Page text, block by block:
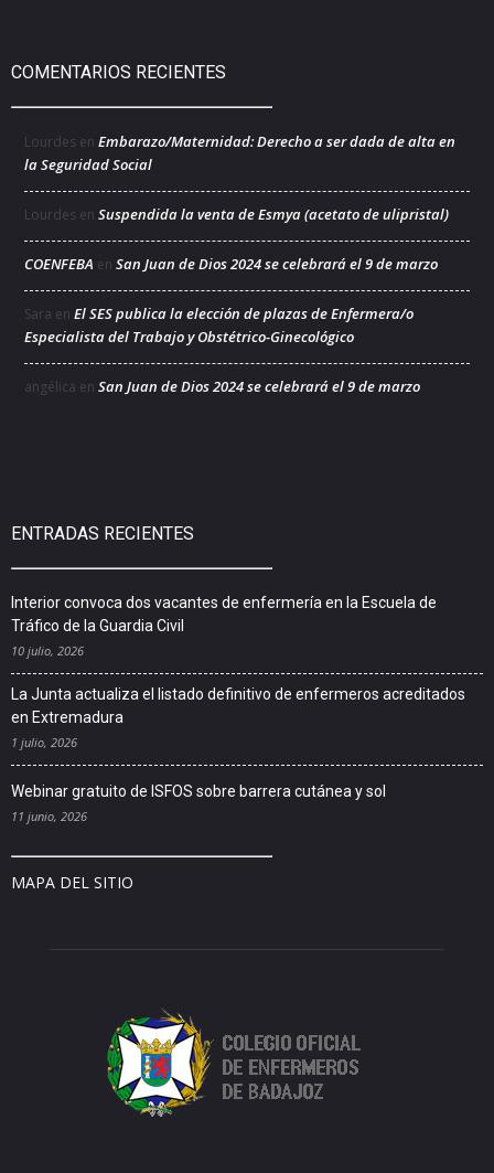
COMENTARIOS RECIENTES
Lourdes en Embarazo/Maternidad: Derecho a ser dada de alta en
la Seguridad Social
Lourdes en Suspendida la venta de Esmya (acetato de ulipristal)
COENFEBA en San Juan de Dios 2024 se celebrará el 9 de marzo
Sara en El SES publica la elección de plazas de Enfermera/o
Especialista del Trabajo y Obstétrico-Ginecológico
angélica en San Juan de Dios 2024 se celebrará el 9 de marzo
ENTRADAS RECIENTES
Interior convoca dos vacantes de enfermería en la Escuela de
Tráfico de la Guardia Civil
10 julio, 2026
La Junta actualiza el listado definitivo de enfermeros acreditados
en Extremadura
1 julio, 2026
Webinar gratuito de ISFOS sobre barrera cutánea y sol
11 junio, 2026
MAPA DEL SITIO